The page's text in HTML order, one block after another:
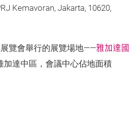
Kemavoran, Jakarta, 10620,
覽會舉行的展覽場地——雅加達國
加達中區，會議中心佔地面積